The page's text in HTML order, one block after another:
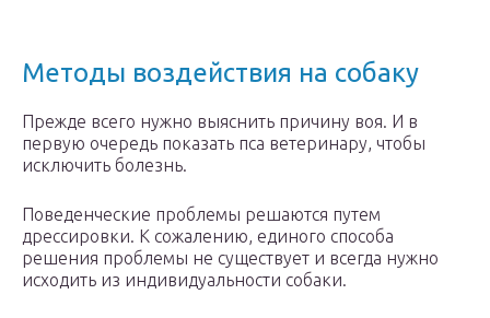
Методы воздействия на собаку
Прежде всего нужно выяснить причину воя. И в
первую очередь показать пса ветеринару, чтобы
исключить болезнь.
Поведенческие проблемы решаются путем
дрессировки. К сожалению, единого способа
решения проблемы не существует и всегда нужно
исходить из индивидуальности собаки.